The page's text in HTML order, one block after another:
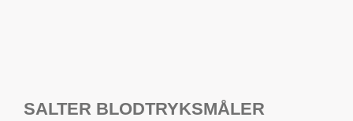
SALTER BLODTRYKSMÅLER